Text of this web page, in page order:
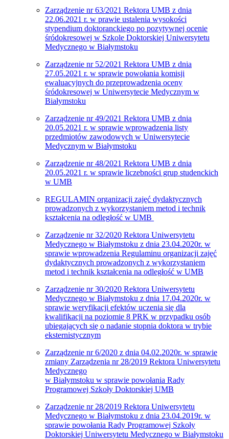
Zarządzenie nr 63/2021 Rektora UMB z dnia
22.06.2021 r. w prawie ustalenia wysokości
stypendium doktoranckiego po pozytywnej ocenie
śródokresowej w Szkole Doktorskiej Uniwersytetu
Medycznego w Białymstoku
Zarządzenie nr 52/2021 Rektora UMB z dnia
27.05.2021 r. w sprawie powołania komisji
ewaluacyjnych do przeprowadzenia oceny
śródokresowej w Uniwersytecie Medycznym w
Białymstoku
Zarządzenie nr 49/2021 Rektora UMB z dnia
20.05.2021 r. w sprawie wprowadzenia listy
przedmiotów zawodowych w Uniwersytecie
Medycznym w Białymstoku
Zarządzenie nr 48/2021 Rektora UMB z dnia
20.05.2021 r. w sprawie liczebności grup studenckich
w UMB
REGULAMIN organizacji zajęć dydaktycznych
prowadzonych z wykorzystaniem metod i technik
kształcenia na odległość w UMB
Zarządzenie nr 32/2020 Rektora Uniwersytetu
Medycznego w Białymstoku z dnia 23.04.2020r. w
sprawie wprowadzenia Regulaminu organizacji zajęć
dydaktycznych prowadzonych z wykorzystaniem
metod i technik kształcenia na odległość w UMB
Zarządzenie nr 30/2020 Rektora Uniwersytetu
Medycznego w Białymstoku z dnia 17.04.2020r. w
sprawie weryfikacji efektów uczenia się dla
kwalifikacji na poziomie 8 PRK w przypadku osób
ubiegających się o nadanie stopnia doktora w trybie
eksternistycznym
Zarządzenie nr 6/2020 z dnia 04.02.2020r. w sprawie
zmiany Zarządzenia nr 28/2019 Rektora Uniwersytetu
Medycznego
w Białymstoku w sprawie powołania Rady
Programowej Szkoły Doktorskiej UMB
Zarządzenie nr 28/2019 Rektora Uniwersytetu
Medycznego w Białymstoku z dnia 23.04.2019r. w
sprawie powołania Rady Programowej Szkoły
Doktorskiej Uniwersytetu Medycznego w Białymstoku